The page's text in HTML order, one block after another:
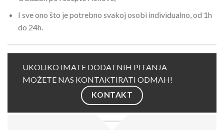
I sve ono što je potrebno svakoj osobi individualno, od 1h
do 24h.
UKOLIKO IMATE DODATNIH PITANJA
MOŽETE NAS KONTAKTIRATI ODMAH!
KONTAKT